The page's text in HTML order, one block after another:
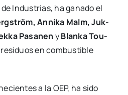
Indus­trias, ha gana­do el
Anni­ka Malm, Juk­
Pasa­nen yBlan­ka Tou­
en com­bus­ti­ble
a la OEP, ha sido